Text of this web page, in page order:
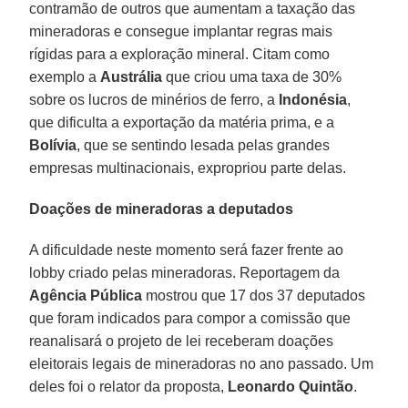
contramão de outros que aumentam a taxação das
mineradoras e consegue implantar regras mais
rígidas para a exploração mineral. Citam como
exemplo a Austrália que criou uma taxa de 30%
sobre os lucros de minérios de ferro, a Indonésia,
que dificulta a exportação da matéria prima, e a
Bolívia, que se sentindo lesada pelas grandes
empresas multinacionais, expropriou parte delas.
Doações de mineradoras a deputados
A dificuldade neste momento será fazer frente ao
lobby criado pelas mineradoras. Reportagem da
Agência Pública mostrou que 17 dos 37 deputados
que foram indicados para compor a comissão que
reanalisará o projeto de lei receberam doações
eleitorais legais de mineradoras no ano passado. Um
deles foi o relator da proposta, Leonardo Quintão.